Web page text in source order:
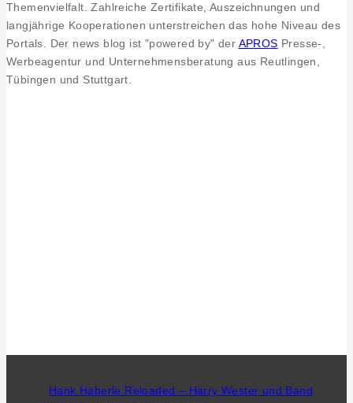
Themenvielfalt. Zahlreiche Zertifikate, Auszeichnungen und
langjährige Kooperationen unterstreichen das hohe Niveau des
Portals. Der news blog ist "powered by" der APROS Presse-,
Werbeagentur und Unternehmensberatung aus Reutlingen,
Tübingen und Stuttgart.
Hank Häberle Reloaded – Harry Wester und Band